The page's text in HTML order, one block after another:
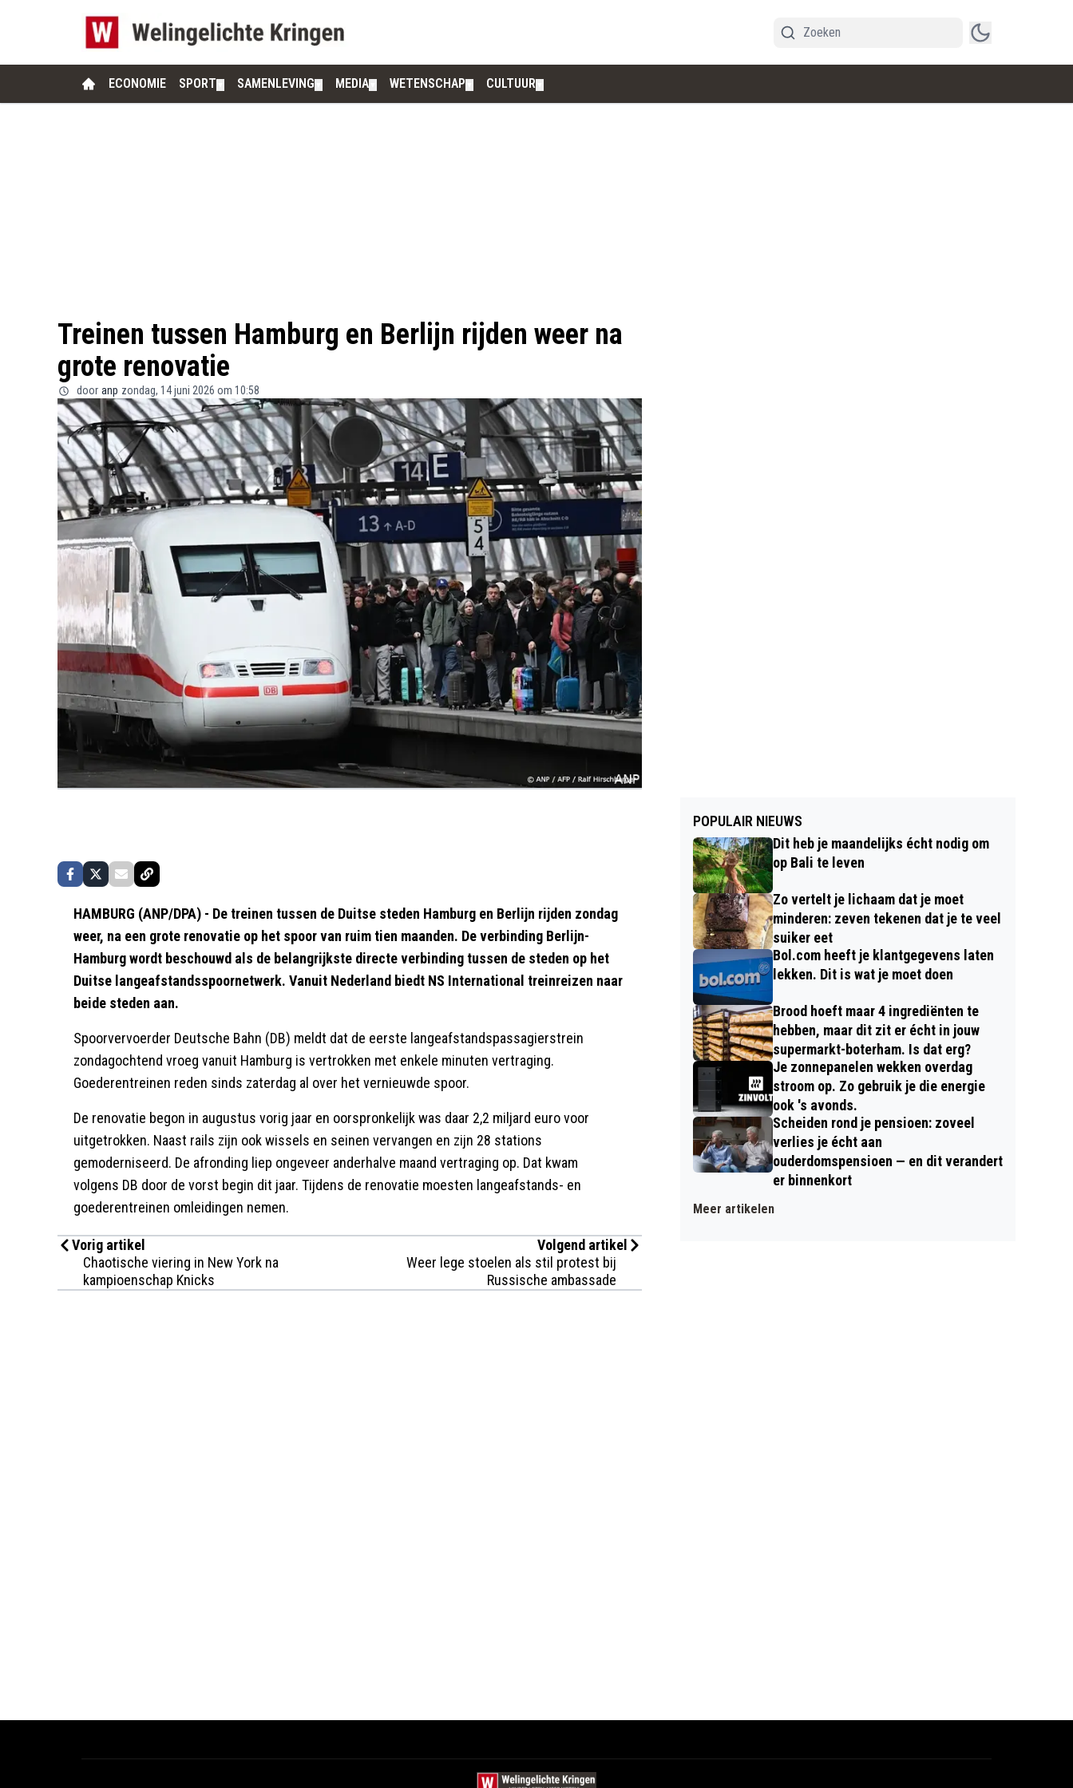
ECONOMIE SPORT SAMENLEVING MEDIA WETENSCHAP CULTUUR
Treinen tussen Hamburg en Berlijn rijden weer na
grote renovatie
door anp zondag, 14 juni 2026 om 10:58
HAMBURG (ANP/DPA) - De treinen tussen de Duitse steden Hamburg en Berlijn rijden zondag
weer, na een grote renovatie op het spoor van ruim tien maanden. De verbinding Berlijn-
Hamburg wordt beschouwd als de belangrijkste directe verbinding tussen de steden op het
Duitse langeafstandsspoornetwerk. Vanuit Nederland biedt NS International treinreizen naar
beide steden aan.
Spoorvervoerder Deutsche Bahn (DB) meldt dat de eerste langeafstandspassagierstrein
zondagochtend vroeg vanuit Hamburg is vertrokken met enkele minuten vertraging.
Goederentreinen reden sinds zaterdag al over het vernieuwde spoor.
De renovatie begon in augustus vorig jaar en oorspronkelijk was daar 2,2 miljard euro voor
uitgetrokken. Naast rails zijn ook wissels en seinen vervangen en zijn 28 stations
gemoderniseerd. De afronding liep ongeveer anderhalve maand vertraging op. Dat kwam
volgens DB door de vorst begin dit jaar. Tijdens de renovatie moesten langeafstands- en
goederentreinen omleidingen nemen.
Vorig artikel
Chaotische viering in New York na
kampioenschap Knicks
Volgend artikel
Weer lege stoelen als stil protest bij
Russische ambassade
POPULAIR NIEUWS
Dit heb je maandelijks écht nodig om
op Bali te leven
Zo vertelt je lichaam dat je moet
minderen: zeven tekenen dat je te veel
suiker eet
Bol.com heeft je klantgegevens laten
lekken. Dit is wat je moet doen
Brood hoeft maar 4 ingrediënten te
hebben, maar dit zit er écht in jouw
supermarkt-boterham. Is dat erg?
Je zonnepanelen wekken overdag
stroom op. Zo gebruik je die energie
ook 's avonds.
Scheiden rond je pensioen: zoveel
verlies je écht aan
ouderdomspensioen — en dit verandert
er binnenkort
Meer artikelen